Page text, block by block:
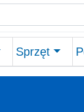
Sprzęt